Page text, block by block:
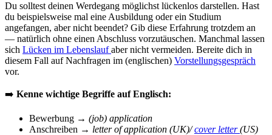
Du solltest deinen Werdegang möglichst lückenlos darstellen. Hast
du beispielsweise mal eine Ausbildung oder ein Studium
angefangen, aber nicht beendet? Gib diese Erfahrung trotzdem an
— natürlich ohne einen Abschluss vorzutäuschen. Manchmal lassen
sich Lücken im Lebenslaufaber nicht vermeiden. Bereite dich in
diesem Fall auf Nachfragen im (englischen) Vorstellungsgespräch
vor.
➡️ Kenne wichtige Begriffe auf Englisch:
Bewerbung → (job) application
Anschreiben → letter of application (UK)/cover letter(US)